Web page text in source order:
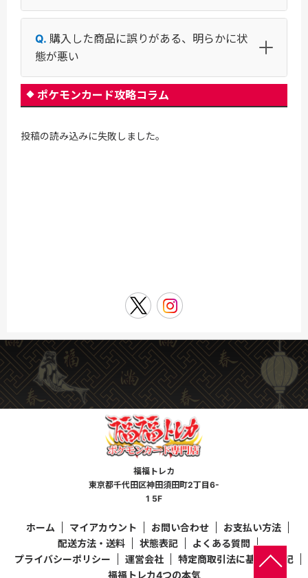
購入した商品に誤りがある、明らかに状
態が悪い
ポケモンカード攻略コラム
投稿の読み込みに失敗しました。
福福トレカ
東京都千代田区神田須田町2丁目6-
1 5F
ホーム マイアカウント お問い合わせ
お支払い方法
配送方法・送料
状態表記
よくある質問
プライバシーポリシー
運営会社
特定商取引法に基づく表記
福福トレカ4つの本気